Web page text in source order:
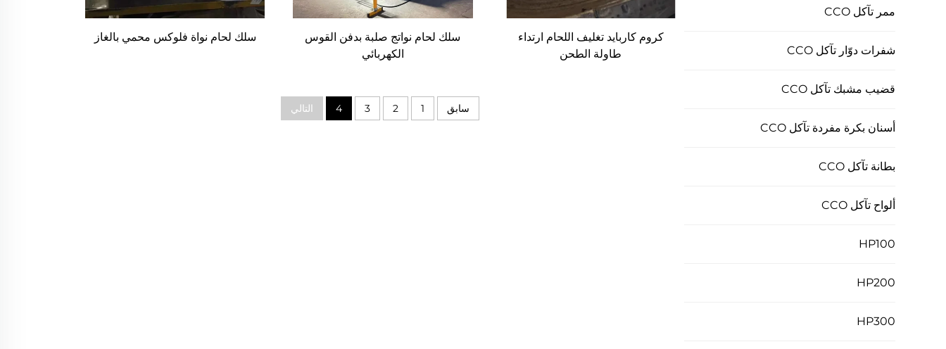
ممر تآكل CCO
شفرات دوّار تآكل CCO
قضيب مشبك تآكل CCO
أسنان بكرة مفردة تآكل CCO
بطانة تآكل CCO
ألواح تآكل CCO
HP100
HP200
HP300
كروم كاربايد تغليف اللحام ارتداء
طاولة الطحن
سلك لحام نواتج صلبة بدفن القوس
الكهربائي
سلك لحام نواة فلوكس محمي بالغاز
سابق 1
2
3
4 التالي